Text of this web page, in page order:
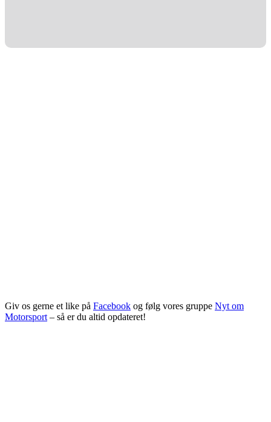
Giv os gerne et like på Facebook og følg vores gruppe Nyt om
Motorsport– så er du altid opdateret!